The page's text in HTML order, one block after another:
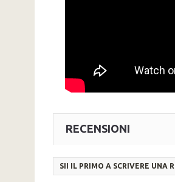
RECENSIONI
SII IL PRIMO A SCRIVERE UNA